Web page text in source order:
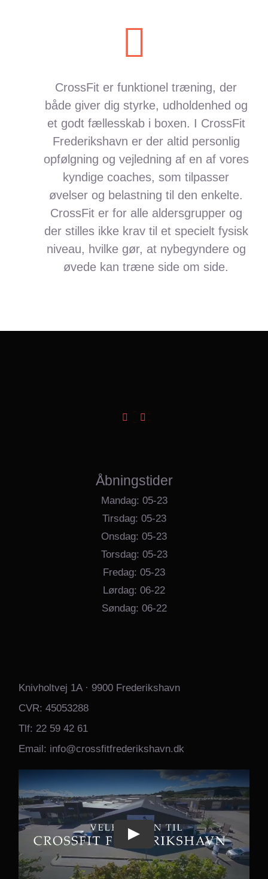
CrossFit er funktionel træning, der
både giver dig styrke, udholdenhed og
et godt fællesskab i boxen. I CrossFit
Frederikshavn er der altid personlig
opfølgning og vejledning af en af vores
kyndige coaches, som tilpasser
øvelser og belastning til den enkelte.
CrossFit er for alle aldersgrupper og
der stilles ikke krav til et specielt fysisk
niveau, hvilke gør, at nybegyndere og
øvede kan træne side om side.
Åbningstider
Mandag: 05-23
Tirsdag: 05-23
Onsdag: 05-23
Torsdag: 05-23
Fredag: 05-23
Lørdag: 06-22
Søndag: 06-22
Knivholtvej 1A · 9900 Frederikshavn
CVR: 45053288
Tlf: 22 59 42 61
Email: info@crossfitfrederikshavn.dk
Play